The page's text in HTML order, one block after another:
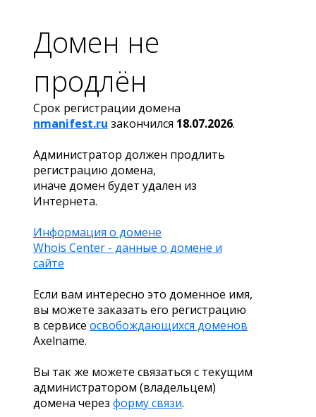
Домен не
продлён
Срок регистрации домена
nmanifest.ru закончился 18.07.2026.
Администратор должен продлить
регистрацию домена,
иначе домен будет удален из
Интернета.
Информация о домене
Whois Center - данные о домене и
сайте
Если вам интересно это доменное имя,
вы можете заказать его регистрацию
в сервисе освобождающихся доменов
Axelname.
Вы так же можете связаться с текущим
администратором (владельцем)
домена через форму связи.